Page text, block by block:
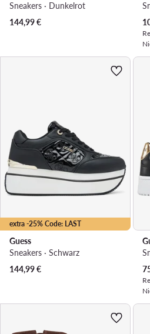
Sneakers · Dunkelrot
144,99€
extra -25% Code: LAST
Guess
Sneakers · Schwarz
144,99€